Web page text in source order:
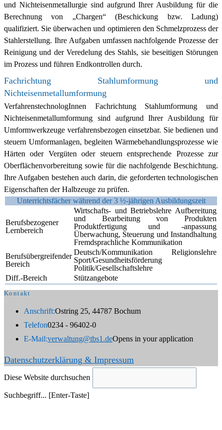
und Nichteisenmetallurgie sind aufgrund Ihrer Ausbildung für die
Berechnung von „Chargen“ (Beschickung bzw. Ladung)
qualifiziert. Sie überwachen und optimieren den Schmelzprozess der
Stahlerstellung. Ihre Aufgaben umfassen nachfolgende Prozesse der
Reinigung und der Veredelung des Stahls, sie beseitigen Störungen
im Prozess und führen Endkontrollen durch.
Fachrichtung Stahlumformung und
Nichteisenmetallumformung
VerfahrenstechnologInnen Fachrichtung Stahlumformung und
Nichteisenmetallumformung sind aufgrund Ihrer Ausbildung für
Umformwerkzeuge verfahrensbezogen einsetzbar. Sie bedienen und
steuern Umformanlagen, begleiten Wärmebehandlungsprozesse wie
Härten oder Vergüten oder steuern entsprechende Prozesse zur
Oberflächenvorbereitung sowie für die nachfolgende Beschichtung.
Ihre Aufgaben bestehen auch darin, die geforderten technologischen
Eigenschaften der Halbzeuge zu prüfen.
Unterrichtsfächer während der 3 ½-jährigen Ausbildungszeit
Berufsbezogener
Lernbereich
Wirtschafts- und Betriebslehre Aufbereitung
und Bearbeitung von Produkten
Produktfertigung und -anpassung
Überwachung, Steuerung und Instandhaltung
Fremdsprachliche Kommunikation
Berufsübergreifender
Bereich
Deutsch/Kommunikation Religionslehre
Sport/Gesundheitsförderung
Politik/Gesellschaftslehre
Diff.-Bereich
Stützangebote
Kontakt
Anschrift:Ostring 25, 44787 Bochum
Telefon0234 - 96402-0
E-Mail:verwaltung@tbs1.deOpens in your application
Datenschutzerklärung & Impressum
Diese Website durchsuchen
Suchbegriff... [Enter-Taste]